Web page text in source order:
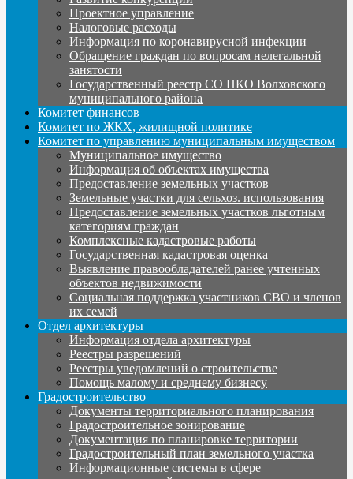
Проектное управление
Налоговые расходы
Информация по коронавирусной инфекции
Обращение граждан по вопросам нелегальной
занятости
Государственный реестр СО НКО Волховского
муниципального района
Комитет финансов
Комитет по ЖКХ, жилищной политике
Комитет по управлению муниципальным имуществом
Муниципальное имущество
Информация об объектах имущества
Предоставление земельных участков
Земельные участки для сельхоз. использования
Предоставление земельных участков льготным
категориям граждан
Комплексные кадастровые работы
Государственная кадастровая оценка
Выявление правообладателей ранее учтенных
объектов недвижимости
Социальная поддержка участников СВО и членов
их семей
Отдел архитектуры
Информация отдела архитектуры
Реестры разрешений
Реестры уведомлений о строительстве
Помощь малому и среднему бизнесу
Градостроительство
Документы территориального планирования
Градостроительное зонирование
Документация по планировке территории
Градостроительный план земельного участка
Информационные системы в сфере